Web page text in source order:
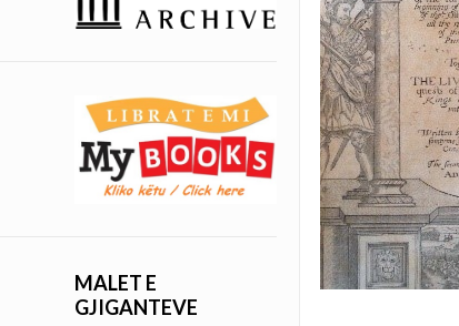
MALET E
GJIGANTEVE